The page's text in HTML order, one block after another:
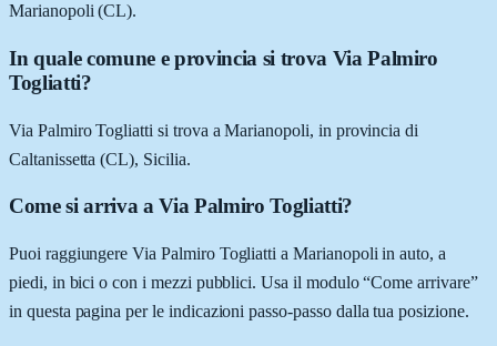
Marianopoli (CL).
In quale comune e provincia si trova Via Palmiro
Togliatti?
Via Palmiro Togliatti si trova a Marianopoli, in provincia di
Caltanissetta (CL), Sicilia.
Come si arriva a Via Palmiro Togliatti?
Puoi raggiungere Via Palmiro Togliatti a Marianopoli in auto, a
piedi, in bici o con i mezzi pubblici. Usa il modulo “Come arrivare”
in questa pagina per le indicazioni passo-passo dalla tua posizione.